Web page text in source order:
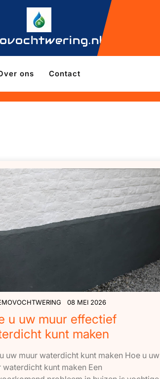
ons Contact
08 MEI 2026
u uw muur effectief
kunt maken
uw muur waterdicht kunt maken Hoe u uw
waterdicht kunt maken Een